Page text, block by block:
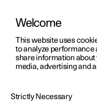
Polestar 2
Polestar 3
Polestar 4
Aanbiedingen
Aanbiedingen
professionelen
Bekijk onze
HandleidingVideogalerij
Middendisplay
Welcome
This website uses
to analyze performance
share information about
media, advertising and
Strictly Necessary